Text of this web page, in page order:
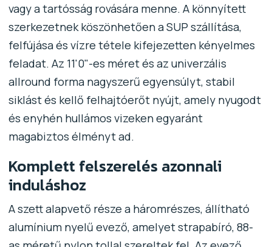
vagy a tartósság rovására menne. A könnyített
szerkezetnek köszönhetően a SUP szállítása,
felfújása és vízre tétele kifejezetten kényelmes
feladat. Az 11'0"-es méret és az univerzális
allround forma nagyszerű egyensúlyt, stabil
siklást és kellő felhajtóerőt nyújt, amely nyugodt
és enyhén hullámos vizeken egyaránt
magabiztos élményt ad.
Komplett felszerelés azonnali
induláshoz
A szett alapvető része a háromrészes, állítható
alumínium nyelű evező, amelyet strapabíró, 88-